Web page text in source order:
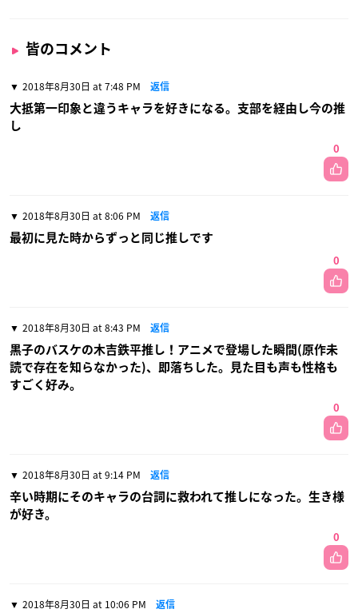
皆のコメント
2018年8月30日 at 7:48 PM 返信
大抵第一印象と違うキャラを好きになる。支部を経由し今の推
し
0
2018年8月30日 at 8:06 PM 返信
最初に見た時からずっと同じ推しです
0
2018年8月30日 at 8:43 PM 返信
黒子のバスケの木吉鉄平推し！アニメで登場した瞬間(原作未
読で存在を知らなかった)、即落ちした。見た目も声も性格も
すごく好み。
0
2018年8月30日 at 9:14 PM 返信
辛い時期にそのキャラの台詞に救われて推しになった。生き様
が好き。
0
2018年8月30日 at 10:06 PM 返信